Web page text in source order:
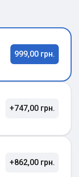
999,00 грн.
+747,00 грн.
+862,00 грн.